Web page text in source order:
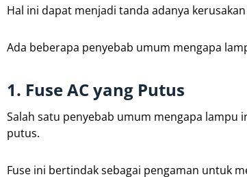
Hal ini dapat menjadi tanda adanya
Ada beberapa penyebab umum mengapa
1. Fuse AC yang Putus
Salah satu penyebab umum mengapa lampu
putus.
Fuse ini bertindak sebagai pengaman untuk